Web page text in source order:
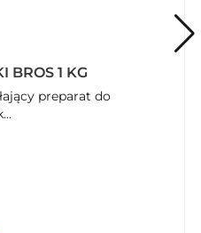
BROS 1 KG
preparat do